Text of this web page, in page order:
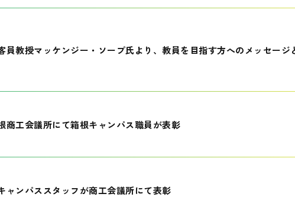
員教授マッケンジー・ソープ氏より、教員を目指す方へのメッセージ
商工会議所にて箱根キャンパス職員が表彰
ャンパススタッフが商工会議所にて表彰